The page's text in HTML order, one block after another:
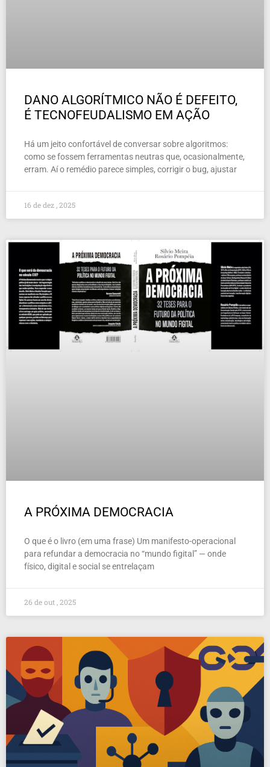
DANO ALGORÍTMICO NÃO É DEFEITO,
É TECNOFEUDALISMO EM AÇÃO
Há um jeito confortável de conversar sobre algoritmos:
como se fossem ferramentas neutras que, ocasionalmente,
erram. Aí o remédio parece simples, corrigir o bug, ajustar
16 de dez , 2025
A PRÓXIMA DEMOCRACIA
O que é o livro (em uma frase) Um manifesto-operacional
para refundar a democracia no “mundo figital” — onde
físico, digital e social se entrelaçam
26 de out , 2025